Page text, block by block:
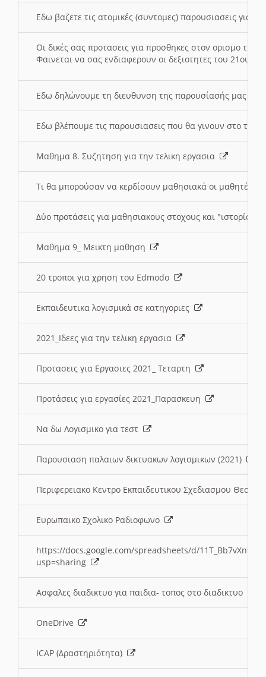
Εδω βαζετε τις ατομικές (συντομες) παρουσιασεις για
Οι δικές σας προτασεις για προσθηκες στον ορισμο
Φαινεται να σας ενδιαφερουν οι δεξιοτητες του 21ου
Εδω δηλώνουμε τη διευθυνση της παρουσίασής μας
Εδω βλέπουμε τις παρουσιασεις που θα γινουν στο
Μαθημα 8. Συζητηση για την τελικη εργασια
Τι θα μπορούσαν να κερδίσουν μαθησιακά οι μαθητές/
Δύο προτάσεις για μαθησιακους στοχους και "ιστορία"
Μαθημα 9_ Μεικτη μαθηση
20 τροποι για χρηση του Edmodo
Εκπαιδευτικα λογισμικά σε κατηγοριες
2021_Ιδεες για την τελικη εργασια
Προτασεις για Εργασιες 2021_ Τεταρτη
Προτάσεις για εργασίες 2021_Παρασκευη
Να δω Λογισμικο για τεστ
Παρουσιαση παλαιων δικτυακων λογισμικων (2021)
Περιφερειακο Κεντρο Εκπαιδευτικου Σχεδιασμου
Ευρωπαικο Σχολικο Ραδιοφωνο
https://docs.google.com/spreadsheets/d/
usp=sharing
Ασφαλες διαδικτυο για παιδια- τοπος στο διαδικτυο
OneDrive
ICAP (Δραστηριότητα)